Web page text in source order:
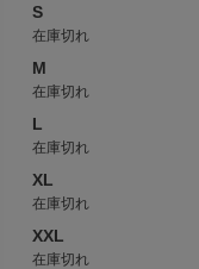
S
在庫切れ
M
在庫切れ
L
在庫切れ
XL
在庫切れ
XXL
在庫切れ